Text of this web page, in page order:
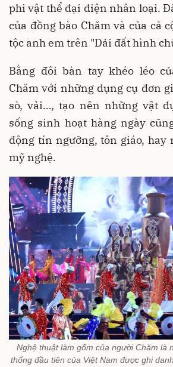
phi vật thể đại diện nhân loại.
của đồng bào Chăm và của cả
tộc anh em trên "Dải đất hình
Bằng đôi bàn tay khéo léo
Chăm với những dụng cụ đơn
sò, vải…, tạo nên những vật
sống sinh hoạt hàng ngày
động tín ngưỡng, tôn giáo, hay
mỹ nghệ.
Nghệ thuật làm gốm của người Chăm là
thống đầu tiên của Việt Nam được ghi